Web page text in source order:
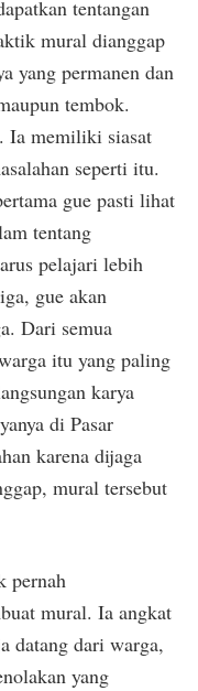
tentangan
mural dianggap
yang permanen dan
tembok.
Ia memiliki siasat
seperti itu.
gue pasti lihat
tentang
pelajari lebih
gue akan
Dari semua
itu yang paling
karya
di Pasar
karena dijaga
mural tersebut
pernah
mural. Ia angkat
datang dari warga,
yang